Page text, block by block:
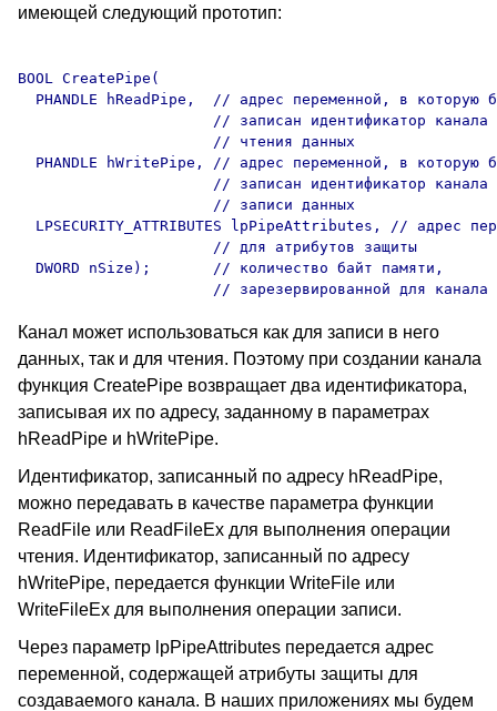
имеющей следующий прототип:
BOOL CreatePipe(
PHANDLE hReadPipe,  // адрес переменной, в которую
// записан идентификатор
                      // чтения данных
PHANDLE hWritePipe, // адрес переменной, в которую
// записан идентификатор канала
                      // записи данных
LPSECURITY_ATTRIBUTES lpPipeAttributes, // адрес
                      // для атрибутов защиты
  DWORD nSize);       // количество байт памяти,
Канал может использоваться как для записи в него
данных, так и для чтения. Поэтому при создании канала
функция CreatePipe возвращает два идентификатора,
записывая их по адресу, заданному в параметрах
hReadPipe и hWritePipe.
Идентификатор, записанный по адресу hReadPipe,
можно передавать в качестве параметра функции
ReadFile или ReadFileEx для выполнения операции
чтения. Идентификатор, записанный по адресу
hWritePipe, передается функции WriteFile или
WriteFileEx для выполнения операции записи.
Через параметр lpPipeAttributes передается адрес
переменной, содержащей атрибуты защиты для
создаваемого канала. В наших приложениях мы будем